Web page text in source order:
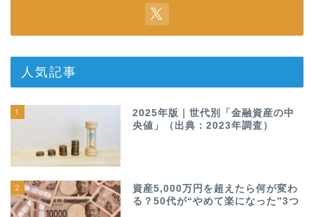
人気記事
1
2025年版｜世代別「金融資産の中
央値」（出典：2023年調査）
2
資産5,000万円を超えたら何が変わ
る？50代が“やめて楽になった”3つ